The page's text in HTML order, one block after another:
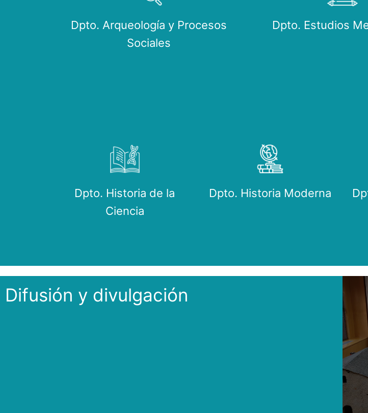
Dpto. Arqueología y Procesos
Sociales
Dpto. Estudios
Dpto. Historia de la
Ciencia
Dpto. Historia Moderna
Difusión y divulgación